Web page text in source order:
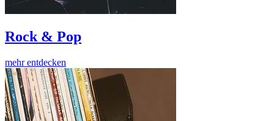
Rock & Pop
mehr entdecken